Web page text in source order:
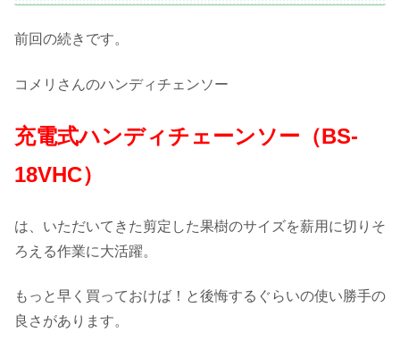
前回の続きです。
コメリさんのハンディチェンソー
充電式ハンディチェーンソー（BS-
18VHC）
は、いただいてきた剪定した果樹のサイズを薪用に切りそ
ろえる作業に大活躍。
もっと早く買っておけば！と後悔するぐらいの使い勝手の
良さがあります。